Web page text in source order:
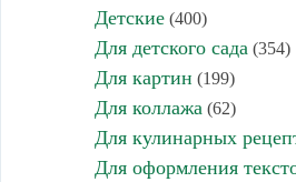
Детские(400)
Для детского сада (354)
Для картин (199)
Для коллажа (62)
Для кулинарных
Для оформления